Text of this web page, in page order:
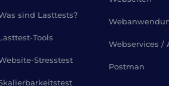
sind Lasttests?
Tools
Stresstest
Webservices /
Postman